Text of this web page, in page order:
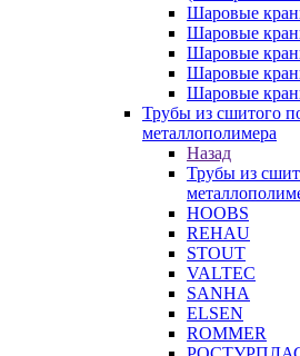
Шаровые
Шаровые
Шаровые
Шаровые
Шаровые
Трубы из сшитого
металлополимера
Назад
Трубы из
HOOBS
REHAU
STOUT
VALTEC
SANHA
ELSEN
ROMMER